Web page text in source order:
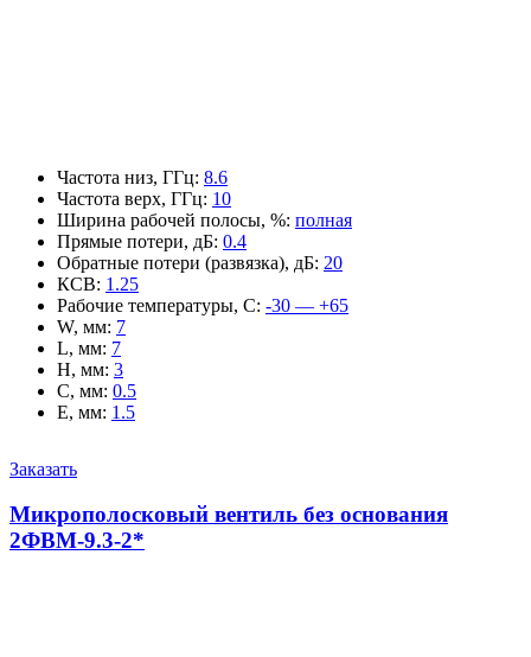
Частота низ, ГГц: 8.6
Частота верх, ГГц: 10
Ширина рабочей полосы, %: полная
Прямые потери, дБ: 0.4
Обратные потери (развязка), дБ: 20
КСВ: 1.25
Рабочие температуры, С: -30 — +65
W, мм: 7
L, мм: 7
H, мм: 3
C, мм: 0.5
E, мм: 1.5
Заказать
Микрополосковый вентиль без основания
2ФВМ-9.3-2*